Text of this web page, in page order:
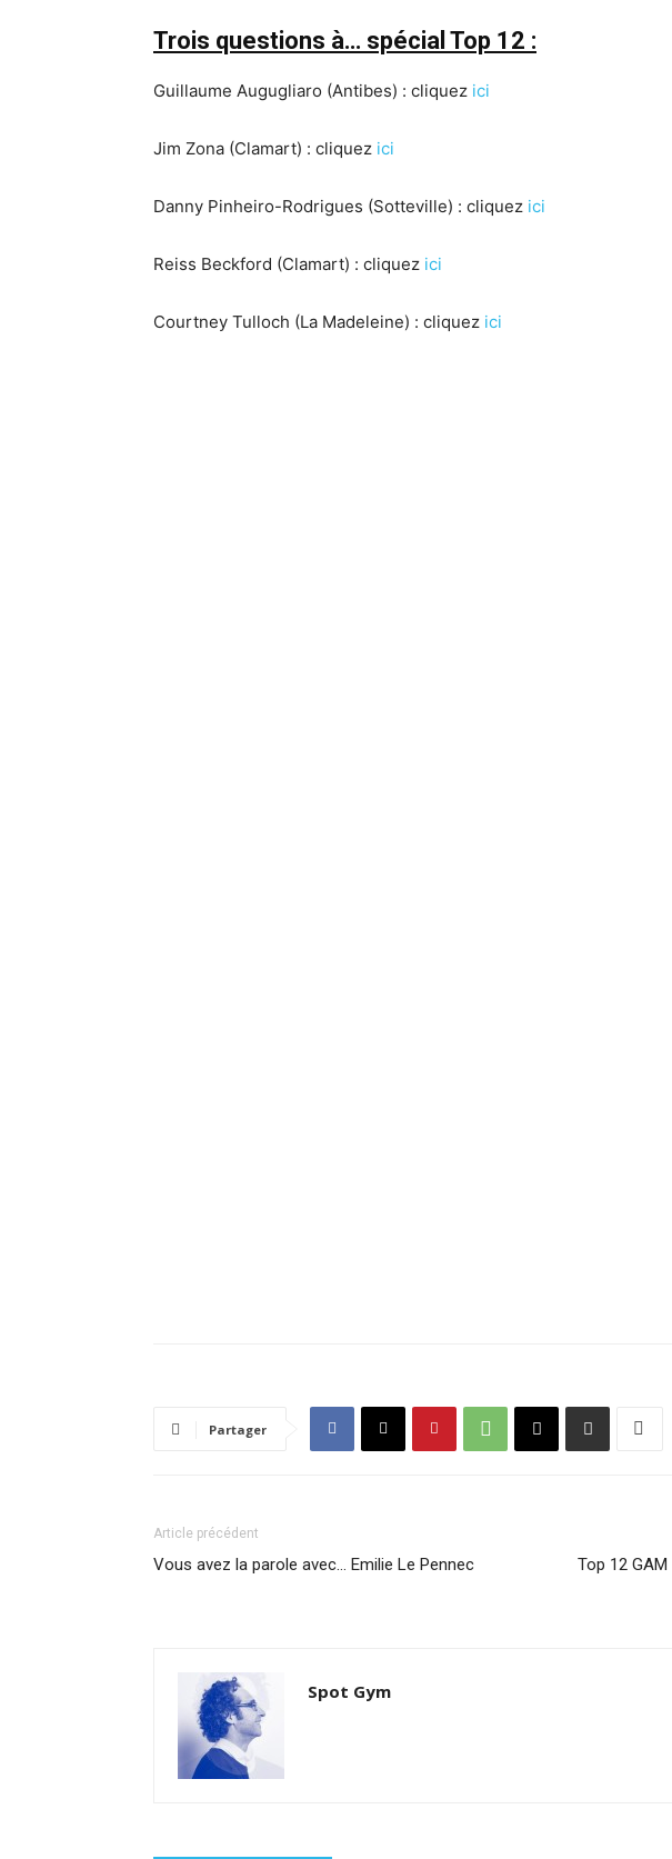
Trois questions à… spécial Top 12 :
Guillaume Augugliaro (Antibes) : cliquez ici
Jim Zona (Clamart) : cliquez ici
Danny Pinheiro-Rodrigues (Sotteville) : cliquez ici
Reiss Beckford (Clamart) : cliquez ici
Courtney Tulloch (La Madeleine) : cliquez ici
Partager
Article précédent
Vous avez la parole avec… Emilie Le Pennec
Top 12
Spot Gym